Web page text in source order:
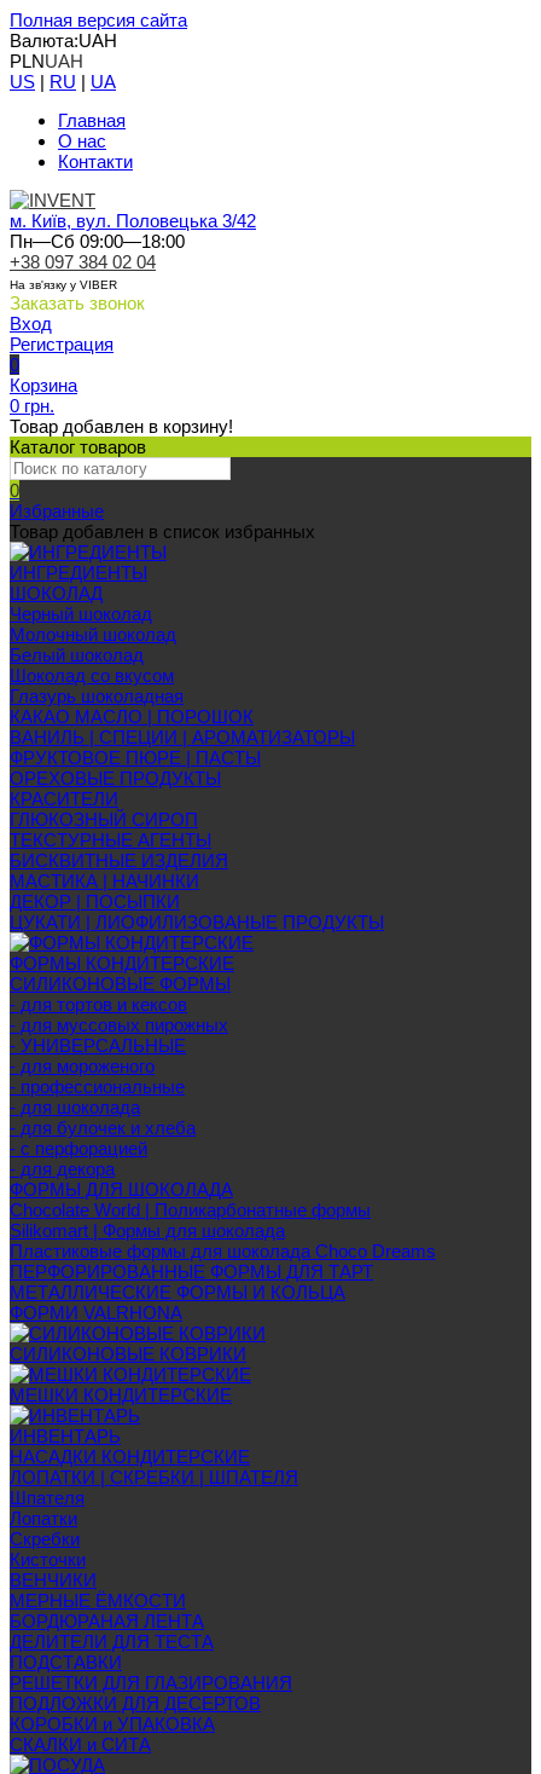
Полная версия сайта
Валюта:UAH
PLNUAH
US | RU | UA
Главная
О нас
Контакти
м. Київ, вул. Половецька 3/42
Пн—Сб 09:00—18:00
+38 097 384 02 04
На зв'язку у VIBER
Заказать звонок
Вход
Регистрация
0
Корзина
0 грн.
Товар добавлен в корзину!
Каталог товаров
0
Избранные
Товар добавлен в список избранных
ИНГРЕДИЕНТЫ
ШОКОЛАД
Черный шоколад
Молочный шоколад
Белый шоколад
Шоколад со вкусом
Глазурь шоколадная
КАКАО МАСЛО | ПОРОШОК
ВАНИЛЬ | СПЕЦИИ | АРОМАТИЗАТОРЫ
ФРУКТОВОЕ ПЮРЕ | ПАСТЫ
ОРЕХОВЫЕ ПРОДУКТЫ
КРАСИТЕЛИ
ГЛЮКОЗНЫЙ СИРОП
ТЕКСТУРНЫЕ АГЕНТЫ
БИСКВИТНЫЕ ИЗДЕЛИЯ
МАСТИКА | НАЧИНКИ
ДЕКОР | ПОСЫПКИ
ЦУКАТИ | ЛИОФИЛИЗОВАНЫЕ ПРОДУКТЫ
ФОРМЫ КОНДИТЕРСКИЕ
СИЛИКОНОВЫЕ ФОРМЫ
- для тортов и кексов
- для муссовых пирожных
- УНИВЕРСАЛЬНЫЕ
- для мороженого
- профессиональные
- для шоколада
- для булочек и хлеба
- с перфорацией
- для декора
ФОРМЫ ДЛЯ ШОКОЛАДА
Chocolate World | Поликарбонатные формы
Silikomart | Формы для шоколада
Пластиковые формы для шоколада Choco Dreams
ПЕРФОРИРОВАННЫЕ ФОРМЫ ДЛЯ ТАРТ
МЕТАЛЛИЧЕСКИЕ ФОРМЫ И КОЛЬЦА
ФОРМИ VALRHONA
СИЛИКОНОВЫЕ КОВРИКИ
МЕШКИ КОНДИТЕРСКИЕ
ИНВЕНТАРЬ
НАСАДКИ КОНДИТЕРСКИЕ
ЛОПАТКИ | СКРЕБКИ | ШПАТЕЛЯ
Шпателя
Лопатки
Скребки
Кисточки
ВЕНЧИКИ
МЕРНЫЕ ЁМКОСТИ
БОРДЮРАНАЯ ЛЕНТА
ДЕЛИТЕЛИ ДЛЯ ТЕСТА
ПОДСТАВКИ
РЕШЕТКИ ДЛЯ ГЛАЗИРОВАНИЯ
ПОДЛОЖКИ ДЛЯ ДЕСЕРТОВ
КОРОБКИ и УПАКОВКА
СКАЛКИ и СИТА